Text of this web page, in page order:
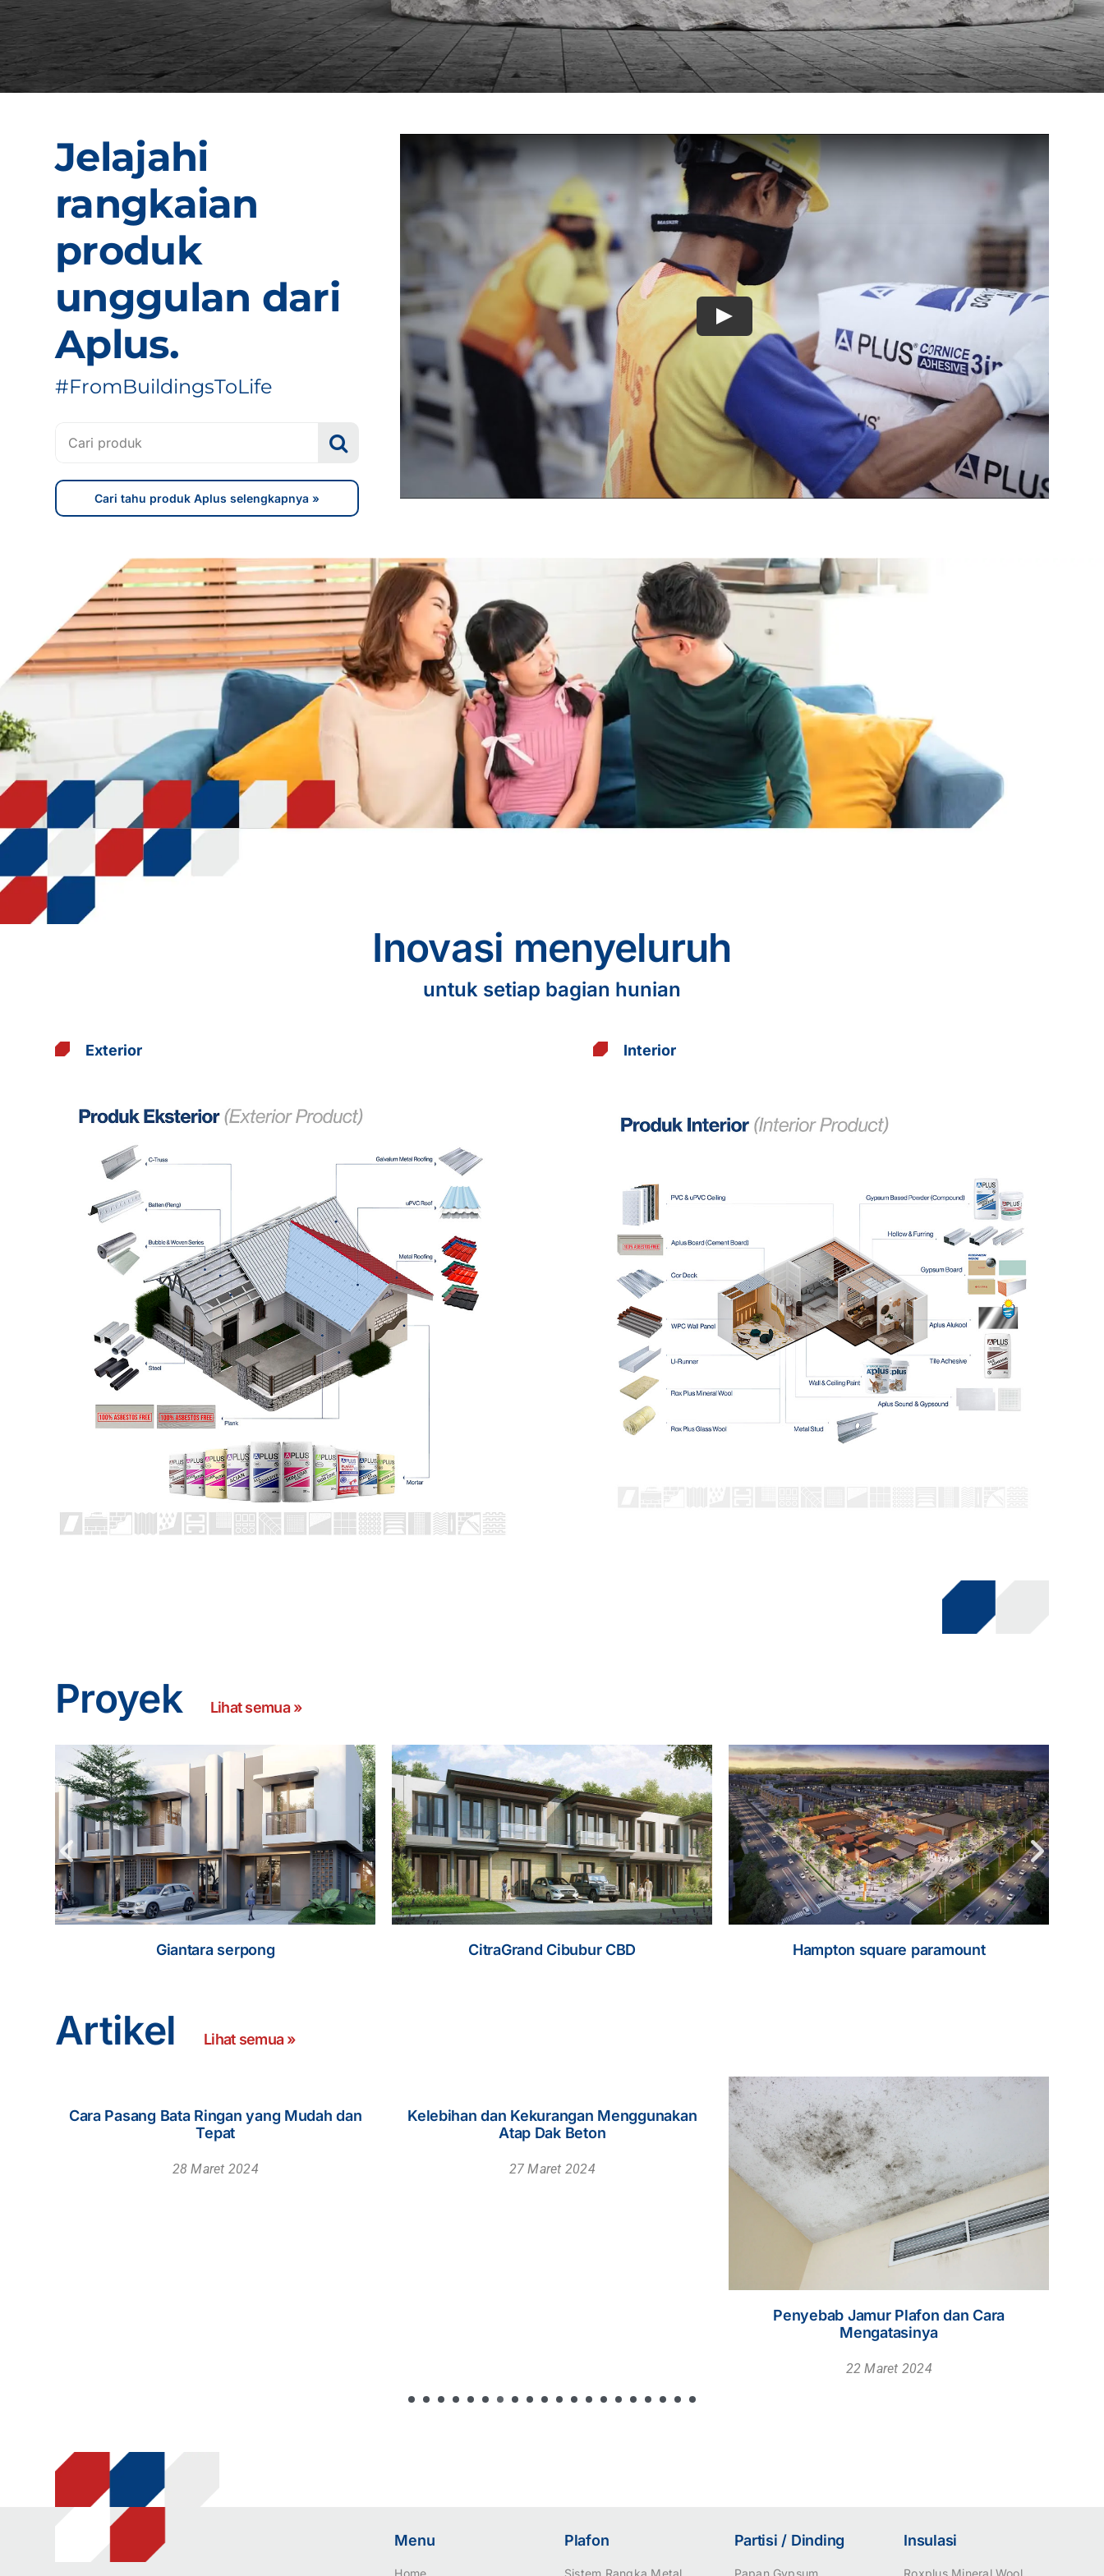
Jelajahi
rangkaian
produk
unggulan dari
Aplus.
#FromBuildingsToLife
Cari tahu produk Aplus selengkapnya »
Inovasi menyeluruh
untuk setiap bagian hunian
Exterior Interior
Proyek Lihat semua »
Urban Signature Ciracas Rusun Polri IKN Kantor Kemensetneg IKN
Artikel Lihat semua »
Jenis-Jenis Mortar untuk Pembuatan Dinding
Hal yang Perlu Diperhatikan dalam Memilih
Atap Rumah!
14 Maret 2024
Kenali Kelebihan Papan Gypsum untuk
Rumah
12 Maret 2024
Menu
Home
Plafon
Sistem Rangka Metal
Partisi / Dinding
Papan Gypsum
Insulasi
Roxplus Mineral Wool